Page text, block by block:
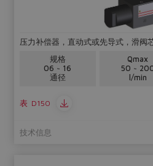
压力补偿器，直动式或先导式，滑阀
规格
06 ~ 16
通径
Qmax
50 ~
l/min
表 D150
技术信息